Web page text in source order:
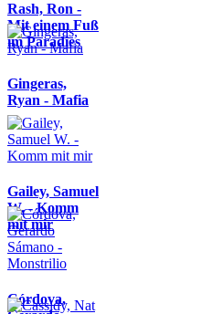
Rash, Ron -
Mit einem Fuß
im Paradies
Gingeras,
Ryan - Mafia
Gailey, Samuel
W. - Komm
mit mir
Córdova,